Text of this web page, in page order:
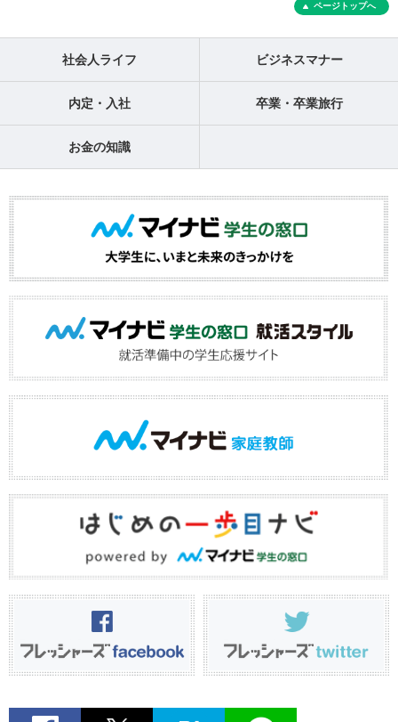
ページトップへ
社会人ライフ ビジネスマナー
内定・入社 卒業・卒業旅行
お金の知識